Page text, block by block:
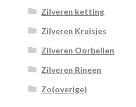
Zilveren ketting
Zilveren Kruisjes
Zilveren Oorbellen
Zilveren Ringen
Zo(overige)